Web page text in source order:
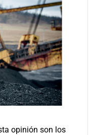
opinión son los